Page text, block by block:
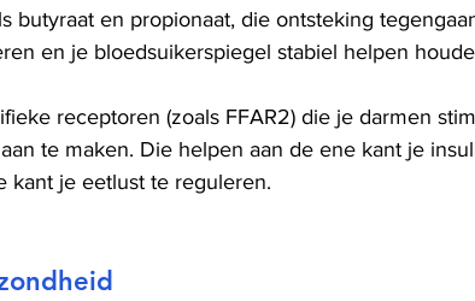
butyraat en propionaat, die ontsteking
en je bloedsuikerspiegel stabiel helpen
receptoren (zoals FFAR2) die je darmen
te maken. Die helpen aan de ene kant je
kant je eetlust te reguleren.